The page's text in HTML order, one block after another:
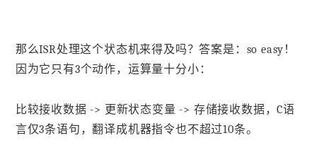
那么ISR处理这个状态机来得及吗？答案是：so easy！
因为它只有3个动作，运算量十分小：
比较接收数据 -> 更新状态变量 -> 存储接收数据，C语
言仅3条语句，翻译成机器指令也不超过10条。